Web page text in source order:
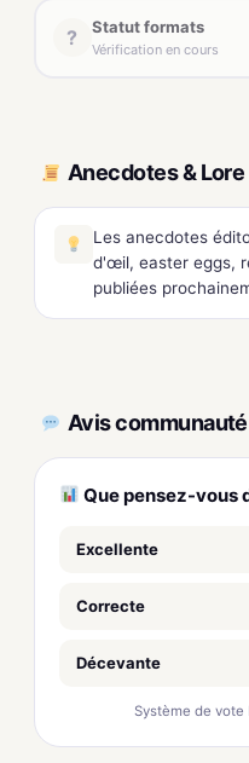
? Statut formats
Vérification en cours
Anecdotes & Lore
Les anecdotes
d'œil, easter eggs,
publiées
Avis communauté
Que pensez-vous
Excellente
Correcte
Décevante
Système de vote